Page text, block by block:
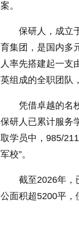
案。
保研人，成立
育集团，是国内多
人率先搭建起一支
英组成的全职团队
凭借卓越的名
保研人已累计服务
取学员中，985/
军校”。
截至2026年，
公面积超5200平，